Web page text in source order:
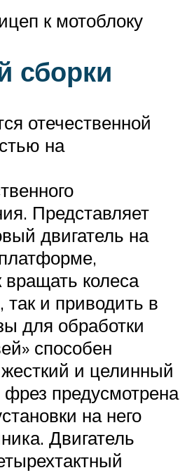
к мотоблоку
сборки
отечественной
на
Представляет
двигатель на
колеса
так и приводить в
для обработки
способен
и целинный
предусмотрена
на него
Двигатель